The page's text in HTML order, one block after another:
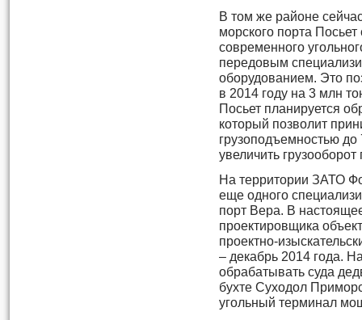
В том же районе
морского порта
современного
передовым
оборудованием. Это
в 2014 году на 3 млн
Посьет планируется
который позволит
грузоподъемностью до
увеличить
На территории ЗАТО
еще одного
порт Вера. В
проектировщика
проектно-
– декабрь 2014 года.
обрабатывать суда
бухте Суходол
угольный терминал